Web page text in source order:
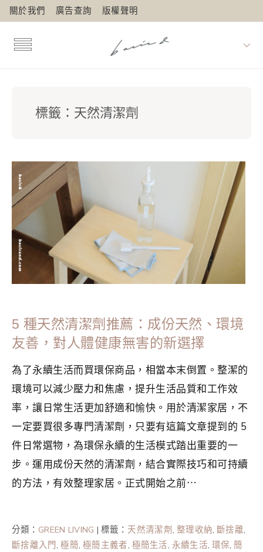
關於我們 廣告查詢 版權聲明
標籤： 天然清潔劑
5 種天然清潔劑推薦：成份天然、環境
友善，對人體健康無害的新選擇
為了永續生活而買環保商品，相當本末倒置。整潔的
環境可以減少壓力和焦慮，提升生活品質和工作效
率，讓日常生活更加舒適和愉快。用於清潔家居，不
一定要買很多專門清潔劑，只要有這篇文章提到的 5
件日常選物，為環保永續的生活模式踏出重要的一
步。運用成份天然的清潔劑，結合實際技巧和可持續
的方法，有效整理家居。正式開始之前⋯
分類： GREEN LIVING |標籤： 天然清潔劑, 整理收納, 斷捨離,
斷捨離入門,極簡,極簡主義者, 極簡生活, 永續生活, 環保, 簡